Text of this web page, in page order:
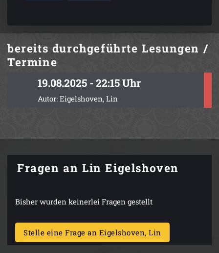
bereits durchgeführteLesungen /
Termine
19.08.2025 - 22:15 Uhr
Autor: Eigelshoven, Lin
Fragen an Lin Eigelshoven
Bisher wurden keinerlei Fragen gestellt
Stelle eine Frage an Eigelshoven, Lin